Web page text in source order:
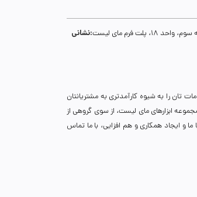
نشانی:
تان را به شیوه کارآمدتری به مشتریانتان
ابزارهای مای لیست، از سوی گروهی از
و ایجاد همکاری و هم افزایی، با ما تماس